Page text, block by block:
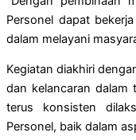
Personel dapat
dalam melayani
Kegiatan diakhiri
dan kelancaran dalam
terus konsisten
Personel, baik dalam